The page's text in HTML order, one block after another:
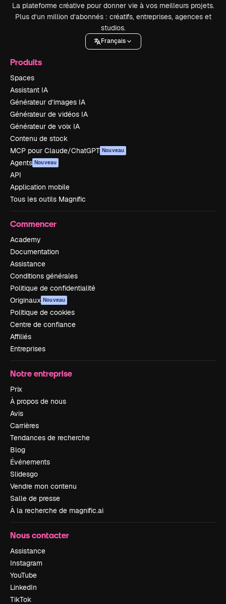
La plateforme créative pour donner vie à vos meilleurs projets.
Plus d’un million d’abonnés : créatifs, entreprises, agences et
studios.
Français
Produits
Spaces
Assistant IA
Générateur d’images IA
Générateur de vidéos IA
Générateur de voix IA
Contenu de stock
MCP pour Claude/ChatGPT Nouveau
Agents Nouveau
API
Application mobile
Tous les outils Magnific
Commencer
Academy
Documentation
Assistance
Conditions générales
Politique de confidentialité
Originaux Nouveau
Politique de cookies
Centre de confiance
Affiliés
Entreprises
Notre entreprise
Prix
À propos de nous
Avis
Carrières
Tendances de recherche
Blog
Événements
Slidesgo
Vendre mon contenu
Salle de presse
À la recherche de magnific.ai
Nous contacter
Assistance
Instagram
YouTube
LinkedIn
TikTok